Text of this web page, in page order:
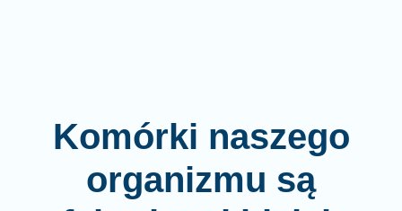
Komórki naszego
organizmu są